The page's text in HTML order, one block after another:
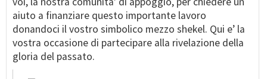
aiuto a finanziare questo importante lavoro
donandoci il vostro simbolico mezzo shekel. Qui e’ la
vostra occasione di partecipare alla rivelazione della
gloria del passato.